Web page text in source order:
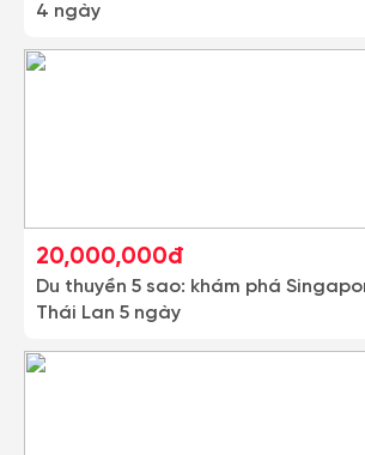
4 ngày
20,000,000đ
Du thuyền 5 sao: khám phá
Thái Lan 5 ngày